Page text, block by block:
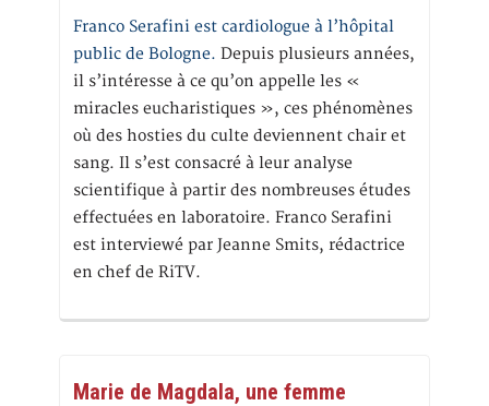
Franco Serafini est cardiologue à l’hôpital
public de Bologne. Depuis plusieurs années,
il s’intéresse à ce qu’on appelle les «
miracles eucharistiques », ces phénomènes
où des hosties du culte deviennent chair et
sang. Il s’est consacré à leur analyse
scientifique à partir des nombreuses études
effectuées en laboratoire. Franco Serafini
est interviewé par Jeanne Smits, rédactrice
en chef de RiTV.
Marie de Magdala, une femme